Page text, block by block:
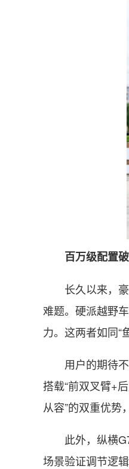
百万级配置
长久以来，
难题。硬派越野
力。这两者如同“
用户的期待
搭载“前双叉臂+
从容”的双重优势
此外，纵横
场景验证调节逻